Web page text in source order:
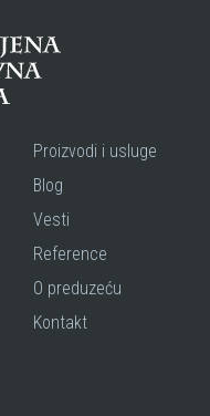
Proizvodi i usluge
Blog
Vesti
Reference
O preduzeću
Kontakt